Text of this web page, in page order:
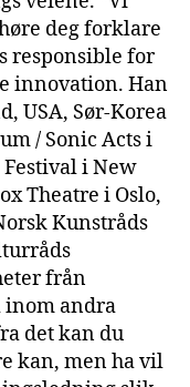
deg forklare
responsible for
innovation. Han
USA, Sør-Korea
/ Sonic Acts i
i New
Theatre i Oslo,
Kunstråds
från
inom andra
det kan du
kan, men ha vil